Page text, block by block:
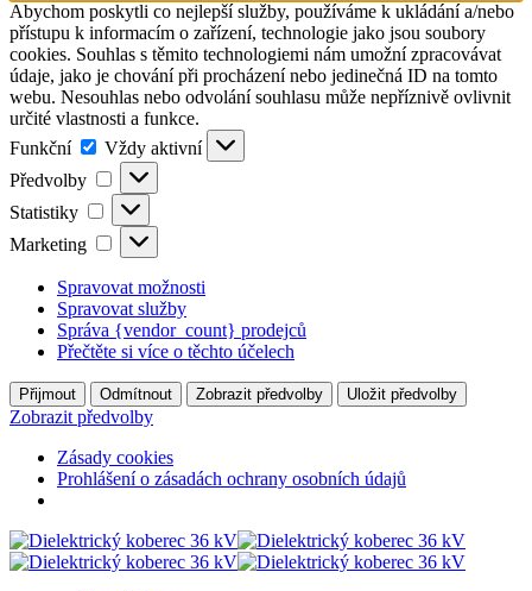
Abychom poskytli co nejlepší služby, používáme k ukládání a/nebo
přístupu k informacím o zařízení, technologie jako jsou soubory
cookies. Souhlas s těmito technologiemi nám umožní zpracovávat
údaje, jako je chování při procházení nebo jedinečná ID na tomto
webu. Nesouhlas nebo odvolání souhlasu může nepříznivě ovlivnit
určité vlastnosti a funkce.
Funkční
Funkční
Vždy aktivní
Předvolby
Předvolby
Statistiky Statistiky
Marketing Marketing
Spravovat možnosti
Spravovat služby
Správa {vendor_count} prodejců
Přečtěte si více o těchto účelech
Přijmout Odmítnout Zobrazit předvolby Uložit předvolby
Zobrazit předvolby
Zásady cookies
Prohlášení o zásadách ochrany osobních údajů